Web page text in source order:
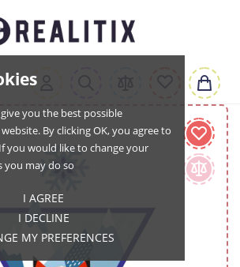
you the best possible
By clicking OK, you agree to
you would like to change your
you may do so
I AGREE
I DECLINE
MY PREFERENCES